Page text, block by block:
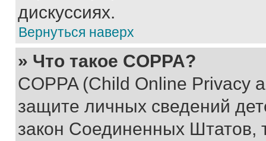
дискуссиях.
Вернуться наверх
» Что такое COPPA?
COPPA (Child Online Privacy
защите личных сведений
закон Соединенных Штатов,